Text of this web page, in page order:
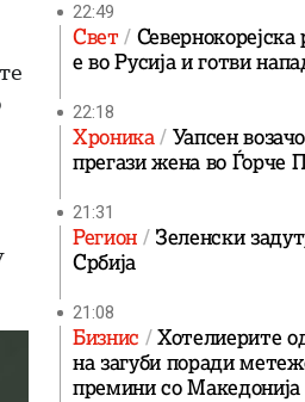
22:49
Свет
е во Русија и готви
22:18
Хроника Уапсен
прегази жена во Ѓорче
21:31
Регион
Зеленски
Србија
21:08
Бизнис
Хотелиерите
на загуби поради
премини со Македонија